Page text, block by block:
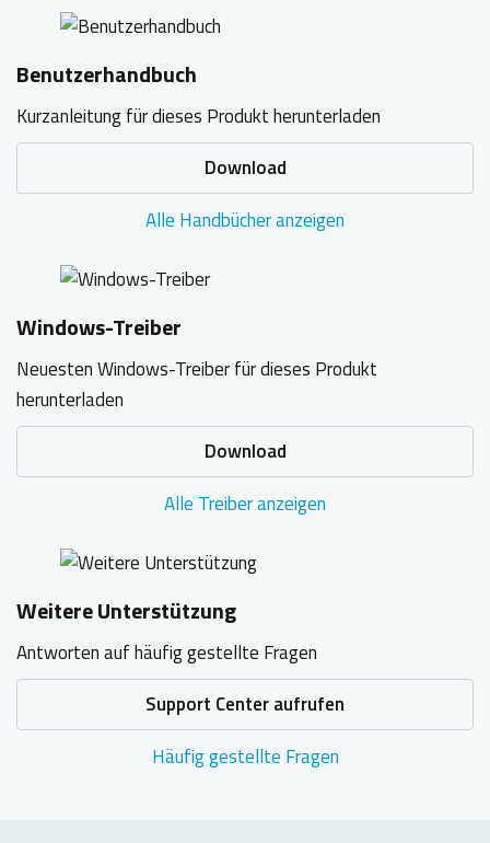
Benutzerhandbuch
Kurzanleitung für dieses Produkt herunterladen
Download
Alle Handbücher anzeigen
Windows-Treiber
Neuesten Windows-Treiber für dieses Produkt
herunterladen
Download
Alle Treiber anzeigen
Weitere Unterstützung
Antworten auf häufig gestellte Fragen
Support Center aufrufen
Häufig gestellte Fragen